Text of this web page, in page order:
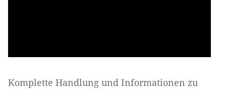
Komplette Handlung und Informationen zu